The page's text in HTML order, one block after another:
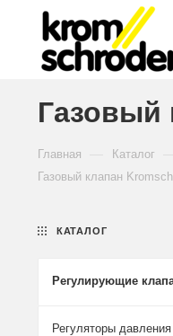
Газовый
Главная Каталог
Газовый клапан
КАТАЛОГ
Регулирующие
Регуляторы давления